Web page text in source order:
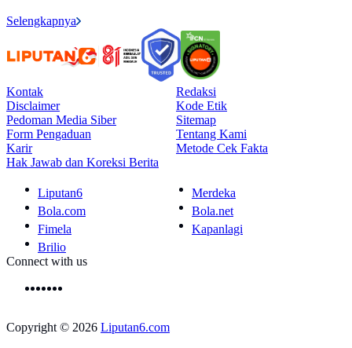
Selengkapnya
Kontak
Redaksi
Disclaimer
Kode Etik
Pedoman Media Siber
Sitemap
Form Pengaduan
Tentang Kami
Karir
Metode Cek Fakta
Hak Jawab dan Koreksi Berita
Liputan6
Merdeka
Bola.com
Bola.net
Fimela
Kapanlagi
Brilio
Connect with us
Copyright © 2026 Liputan6.com